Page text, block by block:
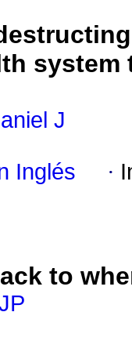
J
Inglés ·
to